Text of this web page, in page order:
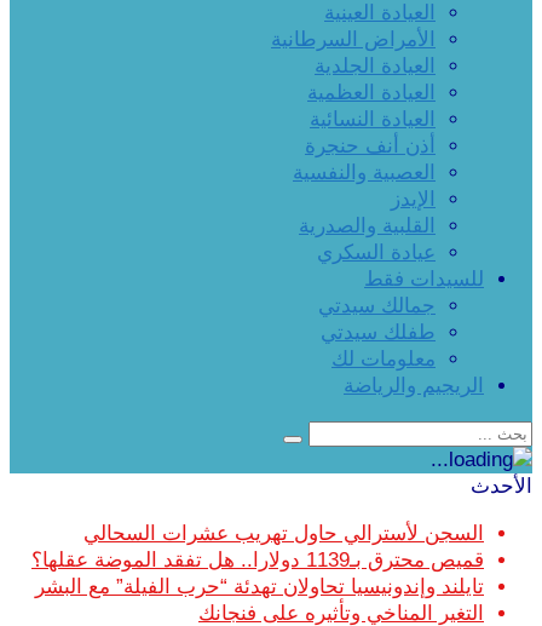
العيادة العينية
الأمراض السرطانية
العيادة الجلدية
العيادة العظمية
العيادة النسائية
أذن أنف حنجرة
العصبية والنفسية
الإيدز
القلبية والصدرية
عيادة السكري
للسيدات فقط
جمالك سيدتي
طفلك سيدتي
معلومات لك
الريجيم والرياضة
الأحدث
السجن لأسترالي حاول تهريب عشرات السحالي
قميص محترق بـ1139 دولارا.. هل تفقد الموضة عقلها؟
تايلند وإندونيسيا تحاولان تهدئة “حرب الفيلة” مع البشر
التغير المناخي وتأثيره على فنجانك